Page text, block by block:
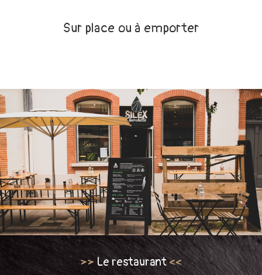
Sur place ou à emporter
>> Le restaurant<<